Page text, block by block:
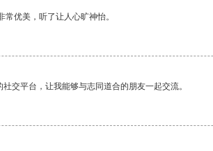
常优美，听了让人心旷神怡。
交平台，让我能够与志同道合的朋友一起交流。